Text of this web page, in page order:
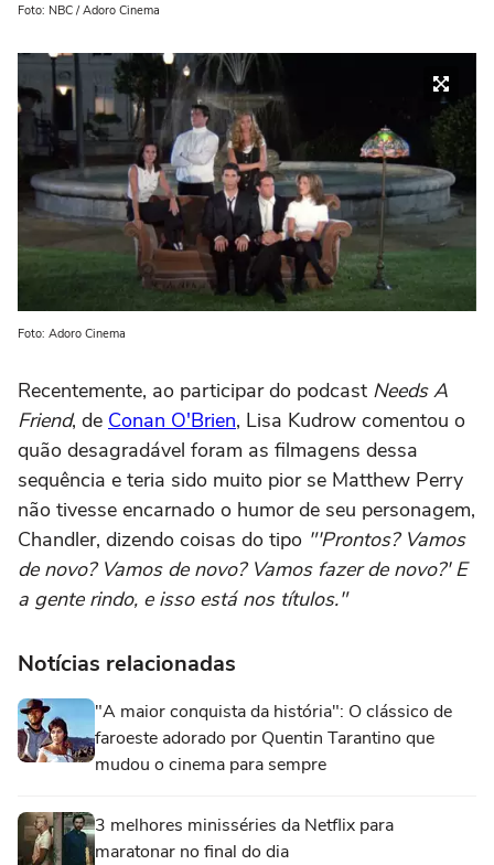
Foto: NBC / Adoro Cinema
Foto: Adoro Cinema
Recentemente, ao participar do podcast Needs A
Friend, de Conan O'Brien, Lisa Kudrow comentou o
quão desagradável foram as filmagens dessa
sequência e teria sido muito pior se Matthew Perry
não tivesse encarnado o humor de seu personagem,
Chandler, dizendo coisas do tipo "'Prontos? Vamos
de novo? Vamos de novo? Vamos fazer de novo?' E
a gente rindo, e isso está nos títulos."
Notícias relacionadas
"A maior conquista da história": O clássico de
faroeste adorado por Quentin Tarantino que
mudou o cinema para sempre
3 melhores minisséries da Netflix para
maratonar no final do dia